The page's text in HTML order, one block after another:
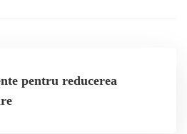
pentru reducerea